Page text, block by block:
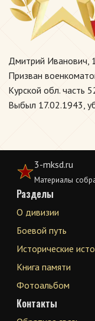
Дмитрий Иванович,
Призван
Курской обл. часть
Выбыл 17.02.1943,
3-mksd.ru
Материалы
Разделы
О дивизии
Боевой путь
Исторические
Книга памяти
Фотоальбом
Контакты